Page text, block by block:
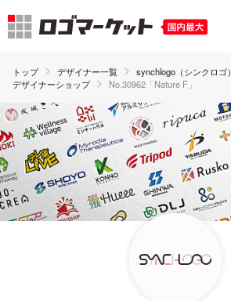
トップ デザイナー一覧
synchlogo（シンクロゴ）
デザイナーショップ
No.30962「Nature F」